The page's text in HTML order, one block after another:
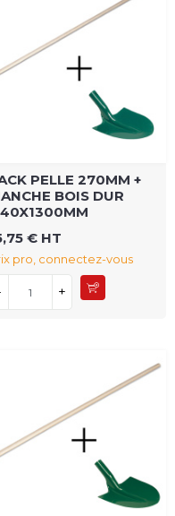
PELLE 270MM +
BOIS DUR
€ HT
pro, connectez-vous
+